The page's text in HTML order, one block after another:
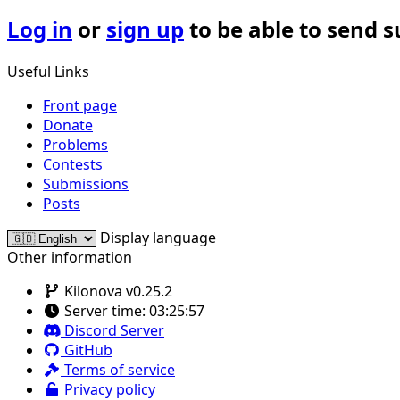
Log in or sign upto be able to send
Useful Links
Front page
Donate
Problems
Contests
Submissions
Posts
Display language
Other information
Kilonova v0.25.2
Server time: 03:25:57
Discord Server
GitHub
Terms of service
Privacy policy